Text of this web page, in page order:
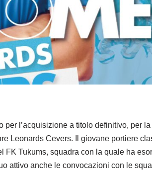
l’acquisizione a titolo definitivo, per la
Leonards Cevers. Il giovane portiere
FK Tukums, squadra con la quale ha
attivo anche le convocazioni con le